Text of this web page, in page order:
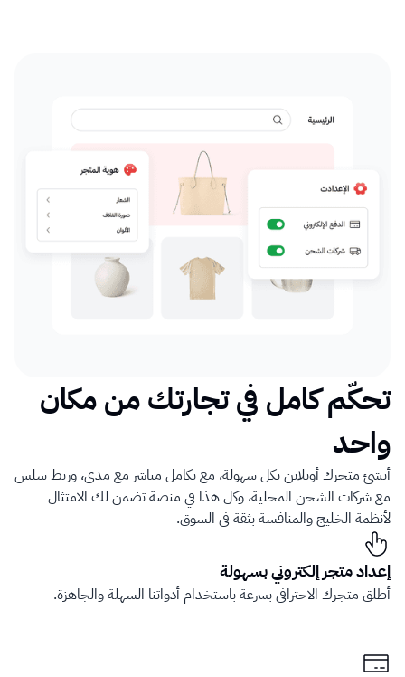
واحد
لأنظمة الخليج والمنافسة بثقة في السوق.
إعداد متجر إلكتروني بسهولة
أطلق متجرك الاحترافي بسرعة باستخدام أدواتنا السهلة والجاهزة.